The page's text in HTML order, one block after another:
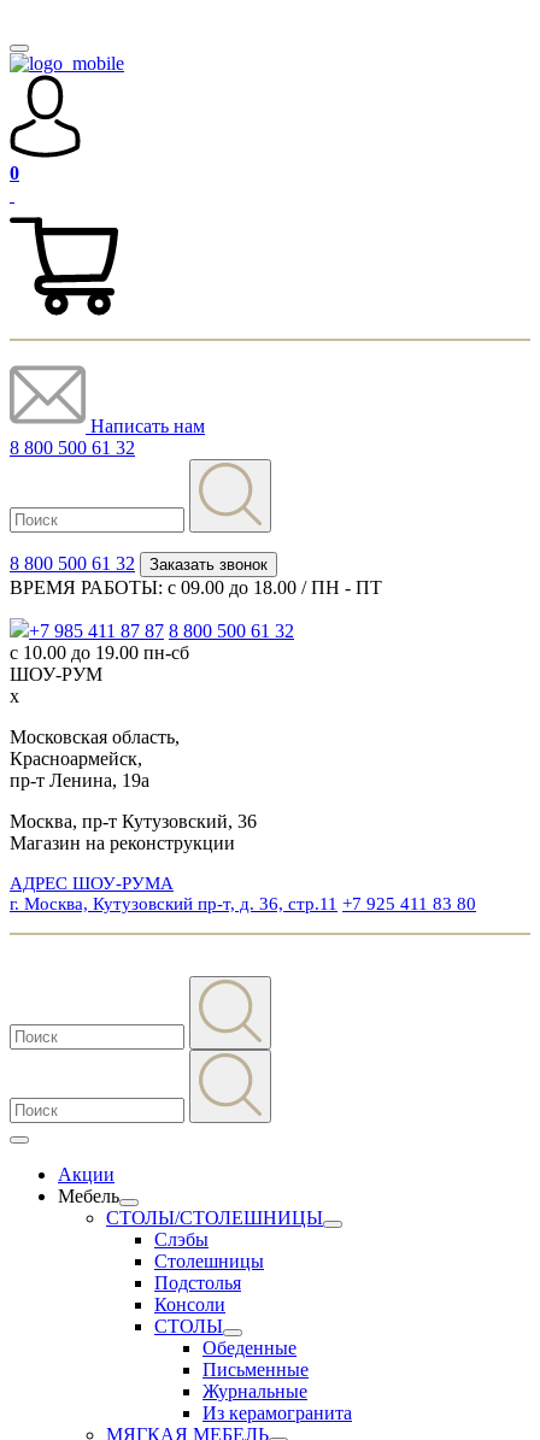
0
Написать нам
8 800 500 61 32
8 800 500 61 32 Заказать звонок
ВРЕМЯ РАБОТЫ: с 09.00 до 18.00 / ПН - ПТ
+7 985 411 87 87 8 800 500 61 32
с 10.00 до 19.00 пн-сб
ШОУ-РУМ
x
Московская область,
Красноармейск,
пр-т Ленина, 19а
Москва, пр-т Кутузовский, 36
Магазин на реконструкции
АДРЕС ШОУ-РУМА
г. Москва, Кутузовский пр-т, д. 36, стр.11 +7 925 411 83 80
Акции
Мебель
СТОЛЫ/СТОЛЕШНИЦЫ
Слэбы
Столешницы
Подстолья
Консоли
СТОЛЫ
Обеденные
Письменные
Журнальные
Из керамогранита
МЯГКАЯ МЕБЕЛЬ